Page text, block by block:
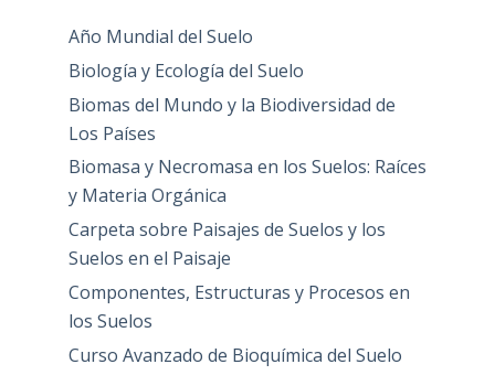
Año Mundial del Suelo
Biología y Ecología del Suelo
Biomas del Mundo y la Biodiversidad de
Los Países
Biomasa y Necromasa en los Suelos: Raíces
y Materia Orgánica
Carpeta sobre Paisajes de Suelos y los
Suelos en el Paisaje
Componentes, Estructuras y Procesos en
los Suelos
Curso Avanzado de Bioquímica del Suelo